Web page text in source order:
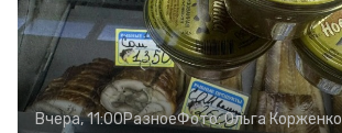
Вчера, 11:00РазноеФото:Ольга Корженко